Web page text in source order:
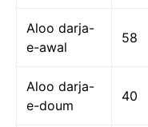
Aloo darja-
e-awal
58
Aloo darja-
e-doum
40